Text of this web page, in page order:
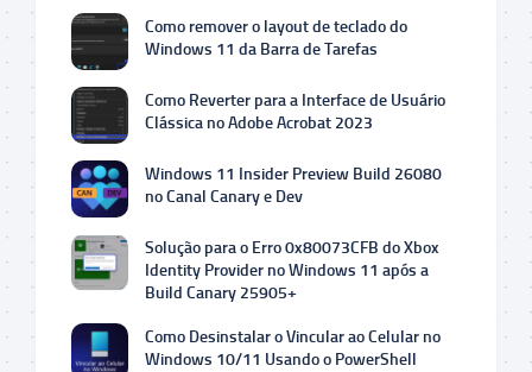
Como remover o layout de teclado do
Windows 11 da Barra de Tarefas
Como Reverter para a Interface de Usuário
Clássica no Adobe Acrobat 2023
Windows 11 Insider Preview Build 26080
no Canal Canary e Dev
Solução para o Erro 0x80073CFB do Xbox
Identity Provider no Windows 11 após a
Build Canary 25905+
Como Desinstalar o Vincular ao Celular no
Windows 10/11 Usando o PowerShell